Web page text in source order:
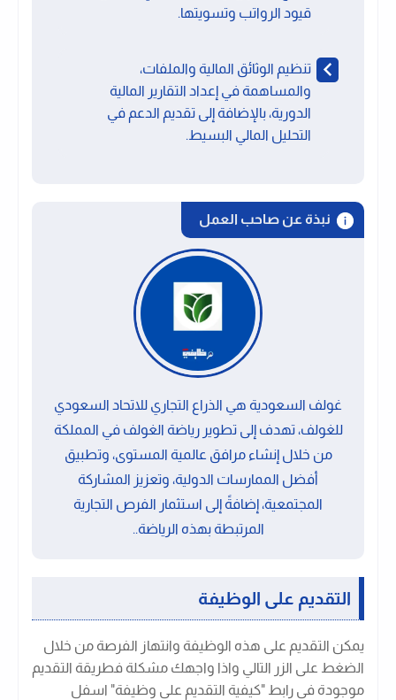
قيود الرواتب وتسويتها.
تنظيم الوثائق المالية والملفات،
والمساهمة في إعداد التقارير المالية
الدورية، بالإضافة إلى تقديم الدعم في
التحليل المالي البسيط.
نبذة عن صاحب العمل
غولف السعودية هي الذراع التجاري للاتحاد السعودي
للغولف، تهدف إلى تطوير رياضة الغولف في المملكة
من خلال إنشاء مرافق عالمية المستوى، وتطبيق
أفضل الممارسات الدولية، وتعزيز المشاركة
المجتمعية، إضافةً إلى استثمار الفرص التجارية
المرتبطة بهذه الرياضة..
التقديم على الوظيفة
يمكن التقديم على هذه الوظيفة وانتهاز الفرصة من خلال
الضغط على الزر التالي واذا واجهك مشكلة فطريقة التقديم
موجودة فى رابط "كيفية التقديم على وظيفة" اسفل